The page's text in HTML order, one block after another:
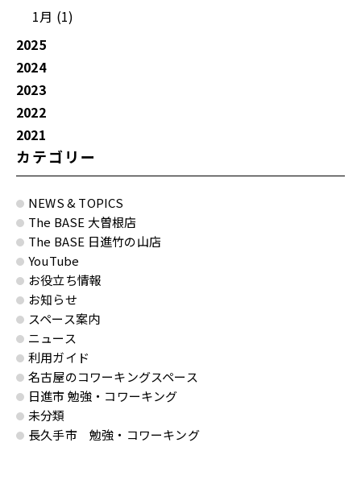
1月 (1)
2025
2024
2023
2022
2021
カテゴリー
NEWS & TOPICS
The BASE 大曽根店
The BASE 日進竹の山店
YouTube
お役立ち情報
お知らせ
スペース案内
ニュース
利用ガイド
名古屋のコワーキングスペース
日進市 勉強・コワーキング
未分類
長久手市 勉強・コワーキング